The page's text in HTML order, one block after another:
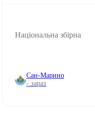
Національна збірна
Сан-Марино
- зараз